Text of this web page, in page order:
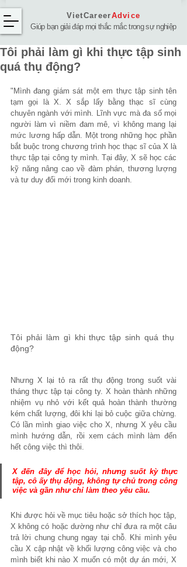
VietCareerAdvice
Giúp bạn giải đáp mọi thắc mắc trong sự nghiệp
Tôi phải làm gì khi thực tập sinh
quá thụ động?
"Mình đang giám sát một em thực tập sinh tên
tạm gọi là X. X sắp lấy bằng thạc sĩ cùng
chuyên ngành với mình. Lĩnh vực mà đa số mọi
người làm vì niềm đam mê, vì không mang lại
mức lương hấp dẫn. Một trong những học phần
bắt buộc trong chương trình học thạc sĩ của X là
thực tập tại công ty mình. Tại đây, X sẽ học các
kỹ năng nâng cao về đàm phán, thương lượng
và tư duy đổi mới trong kinh doanh.
Tôi phải làm gì khi thực tập sinh quá thụ
động?
Nhưng X lại tỏ ra rất thụ động trong suốt vài
tháng thực tập tại công ty. X hoàn thành những
nhiệm vụ nhỏ với kết quả hoàn thành thường
kém chất lượng, đôi khi lại bỏ cuộc giữa chừng.
Có lần mình giao việc cho X, nhưng X yêu cầu
mình hướng dẫn, rồi xem cách mình làm đến
hết công việc thì thôi.
X đến đây để học hỏi, nhưng suốt kỳ thực
tập, cô ấy thụ động, không tự chủ trong công
việc và gần như chỉ làm theo yêu cầu.
Khi được hỏi về mục tiêu hoặc sở thích học tập,
X không có hoặc dường như chỉ đưa ra một câu
trả lời chung chung ngay tại chỗ. Khi mình yêu
cầu X cập nhật về khối lượng công việc và cho
mình biết khi nào X muốn có một dự án mới, X